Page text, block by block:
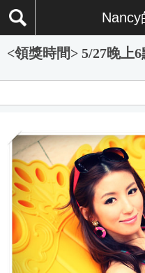
Nancy
<領獎時間> 5/27晚上